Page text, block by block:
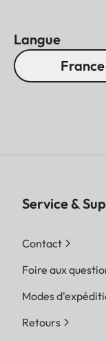
Langue
Service &
Contact
Foire aux
Modes
Retours